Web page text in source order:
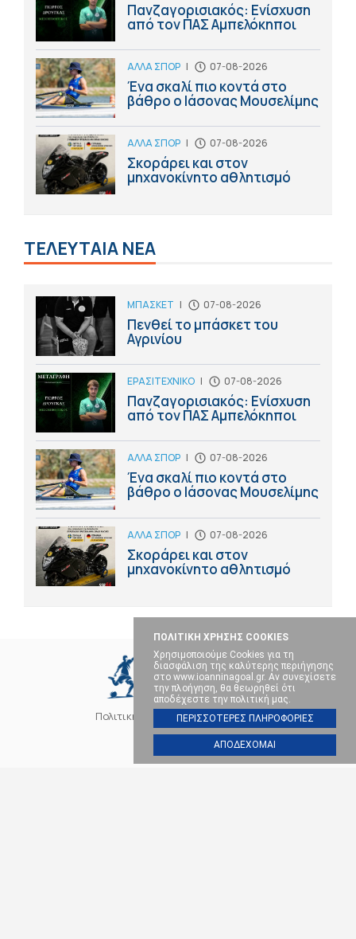
ΠΟΛΙΤΙΚΗ ΧΡΗΣΗΣ COOKIES
Χρησιμοποιούμε Cookies για τη
διασφάλιση της καλύτερης περιήγησης
στο www.ioanninagoal.gr. Αν συνεχίσετε
την πλοήγηση, θα θεωρηθεί ότι
αποδέχεστε την πολιτική μας.
ΠΕΡΙΣΣΟΤΕΡΕΣ ΠΛΗΡΟΦΟΡΙΕΣ
ΑΠΟΔΕΧΟΜΑΙ
Πανζαγορισιακός: Ενίσχυση
από τον ΠΑΣ Αμπελόκηποι
ΑΛΛΑ ΣΠΟΡ | 07-08-2026
Ένα σκαλί πιο κοντά στο
βάθρο ο Ιάσονας Μουσελίμης
ΑΛΛΑ ΣΠΟΡ | 07-08-2026
Σκοράρει και στον
μηχανοκίνητο αθλητισμό
ΤΕΛΕΥΤΑΙΑ ΝΕΑ
ΜΠΑΣΚΕΤ | 07-08-2026
Πενθεί το μπάσκετ του
Αγρινίου
ΕΡΑΣΙΤΕΧΝΙΚΟ | 07-08-2026
Πανζαγορισιακός: Ενίσχυση
από τον ΠΑΣ Αμπελόκηποι
ΑΛΛΑ ΣΠΟΡ | 07-08-2026
Ένα σκαλί πιο κοντά στο
βάθρο ο Ιάσονας Μουσελίμης
ΑΛΛΑ ΣΠΟΡ | 07-08-2026
Σκοράρει και στον
μηχανοκίνητο αθλητισμό
Πολιτική Cookies Επικοινωνία
SOCIAL MEDIA